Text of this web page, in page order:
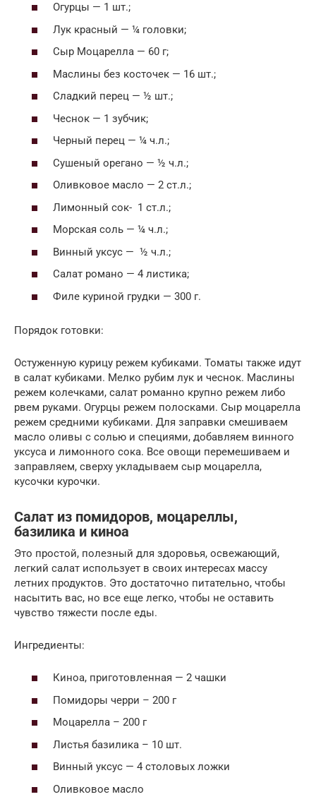
Огурцы — 1 шт.;
Лук красный — ¼ головки;
Сыр Моцарелла — 60 г;
Маслины без косточек — 16 шт.;
Сладкий перец — ½ шт.;
Чеснок — 1 зубчик;
Черный перец — ¼ ч.л.;
Сушеный орегано — ½ ч.л.;
Оливковое масло — 2 ст.л.;
Лимонный сок- 1 ст.л.;
Морская соль — ¼ ч.л.;
Винный уксус — ½ ч.л.;
Салат романо — 4 листика;
Филе куриной грудки — 300 г.
Порядок готовки:
Остуженную курицу режем кубиками. Томаты также идут
в салат кубиками. Мелко рубим лук и чеснок. Маслины
режем колечками, салат романно крупно режем либо
рвем руками. Огурцы режем полосками. Сыр моцарелла
режем средними кубиками. Для заправки смешиваем
масло оливы с солью и специями, добавляем винного
уксуса и лимонного сока. Все овощи перемешиваем и
заправляем, сверху укладываем сыр моцарелла,
кусочки курочки.
Салат из помидоров, моцареллы,
базилика и киноа
Это простой, полезный для здоровья, освежающий,
легкий салат использует в своих интересах массу
летних продуктов. Это достаточно питательно, чтобы
насытить вас, но все еще легко, чтобы не оставить
чувство тяжести после еды.
Ингредиенты:
Киноа, приготовленная — 2 чашки
Помидоры черри – 200 г
Моцарелла – 200 г
Листья базилика – 10 шт.
Винный уксус — 4 столовых ложки
Оливковое масло